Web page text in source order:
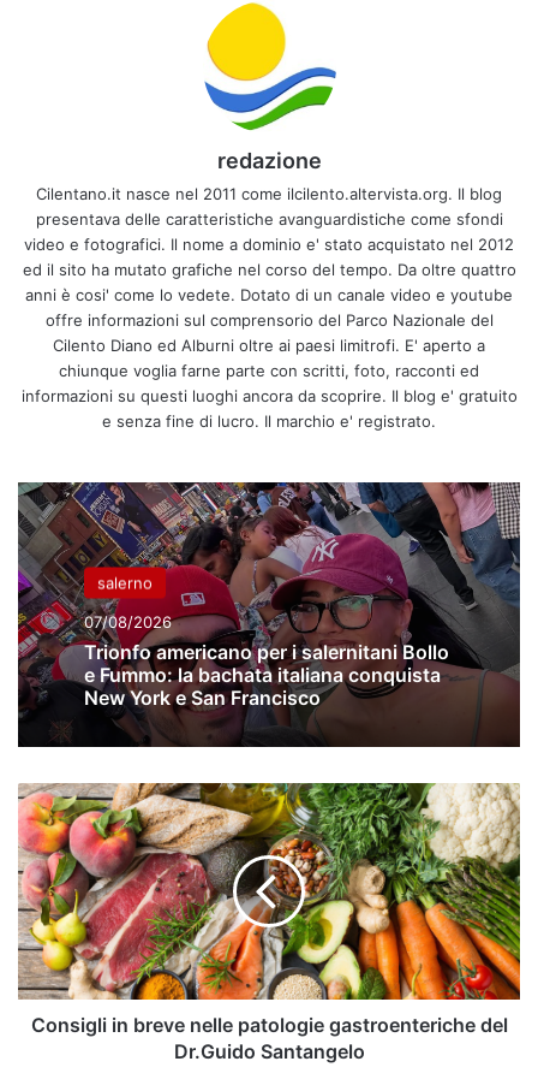
redazione
Cilentano.it nasce nel 2011 come ilcilento.altervista.org. Il blog
presentava delle caratteristiche avanguardistiche come sfondi
video e fotografici. Il nome a dominio e' stato acquistato nel 2012
ed il sito ha mutato grafiche nel corso del tempo. Da oltre quattro
anni è cosi' come lo vedete. Dotato di un canale video e youtube
offre informazioni sul comprensorio del Parco Nazionale del
Cilento Diano ed Alburni oltre ai paesi limitrofi. E' aperto a
chiunque voglia farne parte con scritti, foto, racconti ed
informazioni su questi luoghi ancora da scoprire. Il blog e' gratuito
e senza fine di lucro. Il marchio e' registrato.
salerno
07/08/2026
Trionfo americano per i salernitani Bollo
e Fummo: la bachata italiana conquista
New York e San Francisco
Consigli
in
breve
nelle
patologie
gastroenteriche
del
Dr.Guido
Santangelo
Consigli in breve nelle patologie gastroenteriche del
Dr.Guido Santangelo